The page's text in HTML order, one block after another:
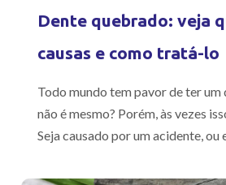
Dente quebrado: veja
causas e como tratá-lo
Todo mundo tem pavor de ter um
não é mesmo? Porém, às vezes
Seja causado por um acidente, ou